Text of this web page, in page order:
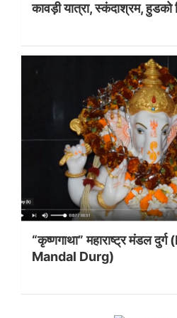
कावड़ी यात्रा, स्कंदाश्रम, हुडको
“कृष्णगाथा” महाराष्ट्र मंडल
Mandal Durg)